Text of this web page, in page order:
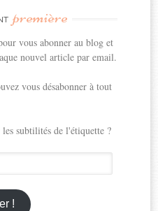
première
vous abonner au blog et
nouvel article par email.
vous désabonner à tout
subtilités de l'étiquette ?
!